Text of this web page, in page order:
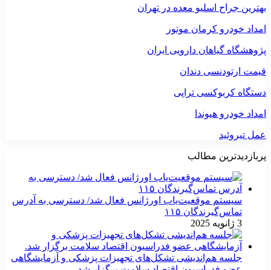
بهترین جراح اسلیو معده در تهران
امداد خودرو کرمان موتور
پژوهشگاه گیاهان دارویی ایران
قیمت ارتودنسی دندان
دستگاه کربوکسی تراپی
امداد خودرو هیوندا
عمل تیروئید
پربازدیدترین مطالب
سیستم موقعیت‌یاب اورژانس فعال شد/ دسترسی به آدرس
تماس‌گیرندگان ۱۱۵
3 ژانویه 2025
جلسه هم‌اندیشی تشکل‌های تجهیزات پزشکی و آزمایشگاهی